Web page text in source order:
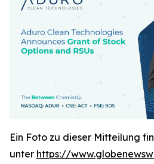
Ein Foto zu dieser Mitteilung
unter https://